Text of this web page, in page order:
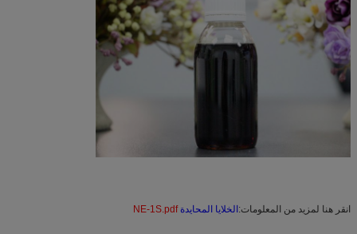
انقر هنا لمزيد من المعلومات: الخلايا المحايدة NE-1S.pdf